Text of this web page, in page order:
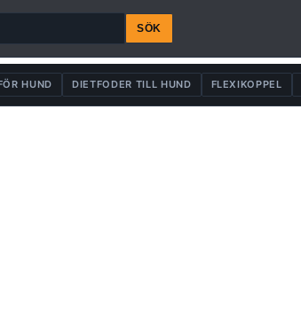
SÖK
HUND DIETFODER TILL HUND FLEXIKOPPEL